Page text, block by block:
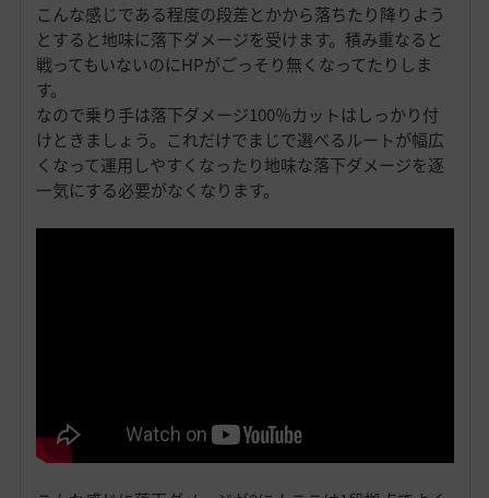
こんな感じである程度の段差とかから落ちたり降りよう
とすると地味に落下ダメージを受けます。積み重なると
戦ってもいないのにHPがごっそり無くなってたりしま
す。
なので乗り手は落下ダメージ100％カットはしっかり付
けときましょう。これだけでまじで選べるルートが幅広
くなって運用しやすくなったり地味な落下ダメージを逐
一気にする必要がなくなります。